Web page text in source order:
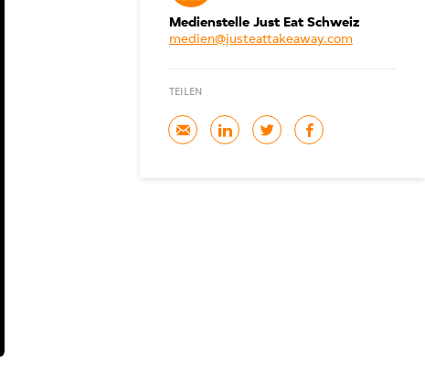
Medienstelle Just Eat Schweiz
medien@justeattakeaway.com
TEILEN